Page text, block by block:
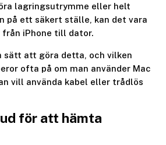
lagringsutrymme eller helt
på ett säkert ställe, kan det vara
iPhone till dator.
sätt att göra detta, och vilken
ofta på om man använder Mac
vill använda kabel eller trådlös
för att hämta